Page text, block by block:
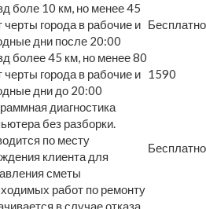
боле 10 км, но менее 45
черты города в рабочие и
дни после 20:00
Бесплатно
более 45 км, но менее 80
черты города в рабочие и
дни до 20:00
1590
диагностика
без разборки.
по месту
клиента для
сметы
работ по ремонту
Бесплатно
в случае отказа